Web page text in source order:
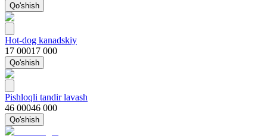
Qo'shish
Hot-dog kanadskiy
17 00017 000
Qo'shish
Pishloqli tandir lavash
46 00046 000
Qo'shish